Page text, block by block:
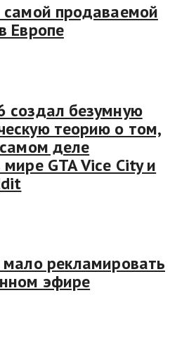
самой продаваемой
Европе
создал безумную
теорию о том,
деле
GTA Vice City и
мало рекламировать
эфире